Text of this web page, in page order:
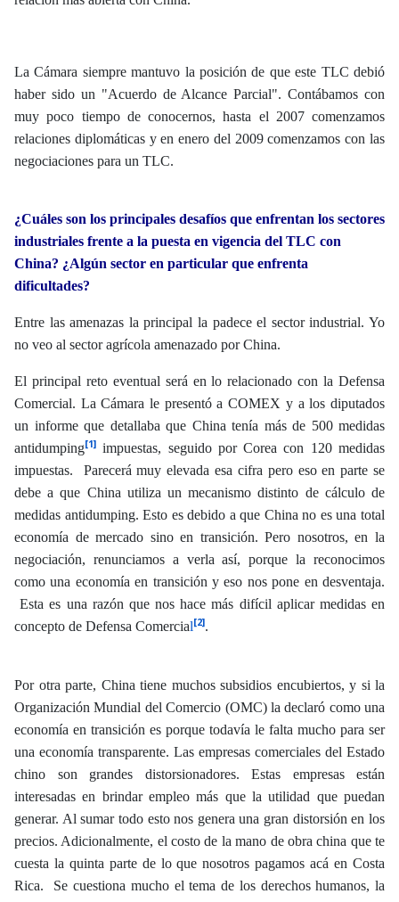
La Cámara siempre mantuvo la posición de que este TLC debió
haber sido un "Acuerdo de Alcance Parcial". Contábamos con
muy poco tiempo de conocernos, hasta el 2007 comenzamos
relaciones diplomáticas y en enero del 2009 comenzamos con las
negociaciones para un TLC.
¿Cuáles son los principales desafíos que enfrentan los sectores
industriales frente a la puesta en vigencia del TLC con
China? ¿Algún sector en particular que enfrenta
dificultades?
Entre las amenazas la principal la padece el sector industrial. Yo
no veo al sector agrícola amenazado por China.
El principal reto eventual será en lo relacionado con la Defensa
Comercial. La Cámara le presentó a COMEX y a los diputados
un informe que detallaba que China tenía más de 500 medidas
antidumping[1] impuestas, seguido por Corea con 120 medidas
impuestas. Parecerá muy elevada esa cifra pero eso en parte se
debe a que China utiliza un mecanismo distinto de cálculo de
medidas antidumping. Esto es debido a que China no es una total
economía de mercado sino en transición. Pero nosotros, en la
negociación, renunciamos a verla así, porque la reconocimos
como una economía en transición y eso nos pone en desventaja.
Esta es una razón que nos hace más difícil aplicar medidas en
concepto de Defensa Comercial[2].
Por otra parte, China tiene muchos subsidios encubiertos, y si la
Organización Mundial del Comercio (OMC) la declaró como una
economía en transición es porque todavía le falta mucho para ser
una economía transparente. Las empresas comerciales del Estado
chino son grandes distorsionadores. Estas empresas están
interesadas en brindar empleo más que la utilidad que puedan
generar. Al sumar todo esto nos genera una gran distorsión en los
precios. Adicionalmente, el costo de la mano de obra china que te
cuesta la quinta parte de lo que nosotros pagamos acá en Costa
Rica. Se cuestiona mucho el tema de los derechos humanos, la